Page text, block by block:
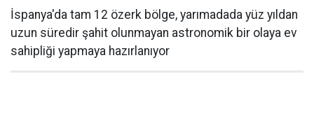
İspanya'da tam 12 özerk bölge, yarımadada yüz yıldan
uzun süredir şahit olunmayan astronomik bir olaya ev
sahipliği yapmaya hazırlanıyor